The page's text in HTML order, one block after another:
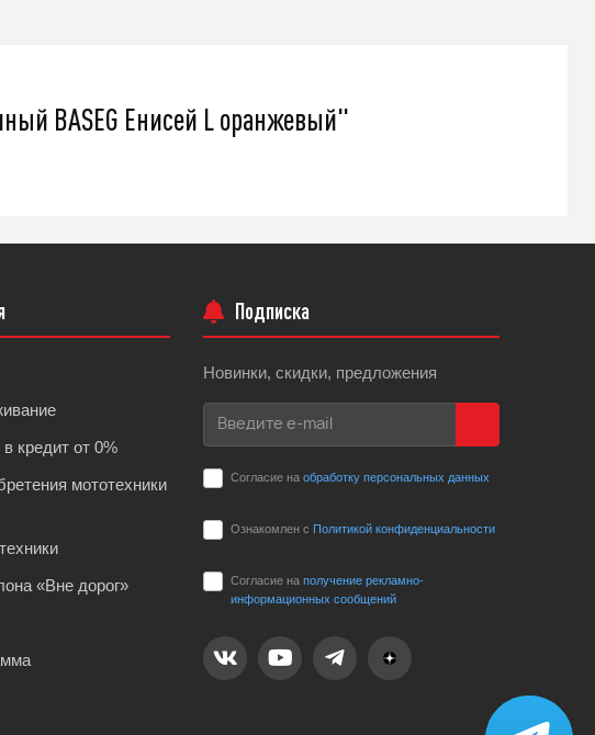
BASEG Енисей L оранжевый"
кредит от 0%
мототехники
«Вне дорог»
Подписка
Новинки, скидки, предложения
Согласие на обработку персональных данных
Ознакомлен с Политикой конфиденциальности
Согласие на получение рекламно-
информационных сообщений